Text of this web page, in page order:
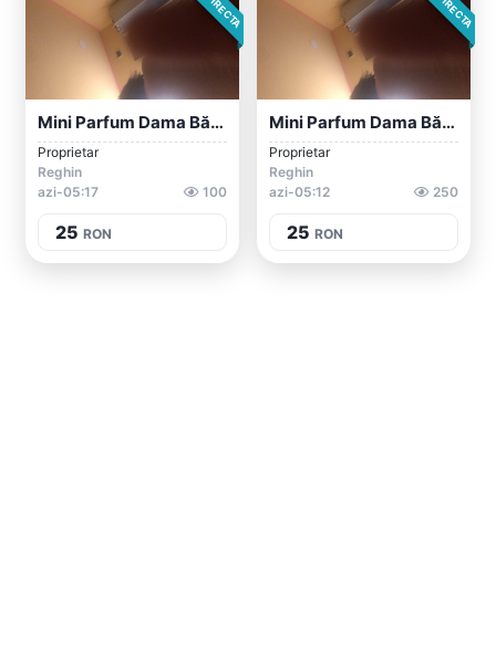
Mini Parfum Dama Bărbat
Proprietar
Reghin
azi-05:17
100
25 RON
Mini Parfum Dama Bărbat
Proprietar
Reghin
azi-05:12
250
25 RON